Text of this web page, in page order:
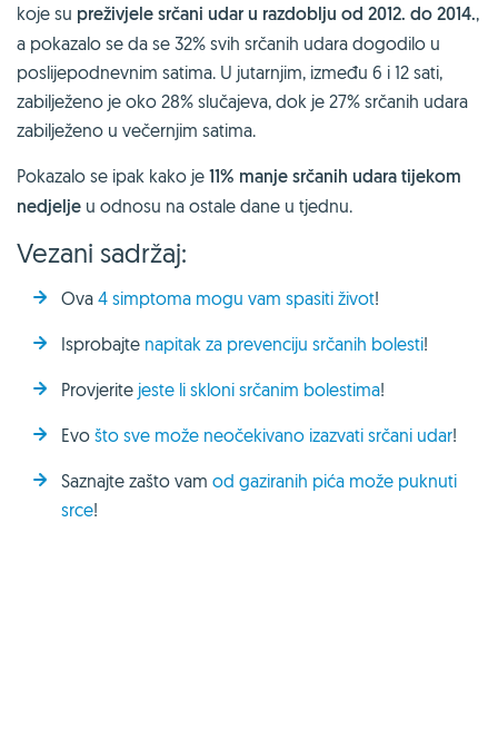
koje su preživjele srčani udar u razdoblju od 2012. do 2014.,
a pokazalo se da se 32% svih srčanih udara dogodilo u
poslijepodnevnim satima. U jutarnjim, između 6 i 12 sati,
zabilježeno je oko 28% slučajeva, dok je 27% srčanih udara
zabilježeno u večernjim satima.
Pokazalo se ipak kako je 11% manje srčanih udara tijekom
nedjelje u odnosu na ostale dane u tjednu.
Vezani sadržaj:
Ova 4 simptoma mogu vam spasiti život!
Isprobajte napitak za prevenciju srčanih bolesti!
Provjerite jeste li skloni srčanim bolestima!
Evo što sve može neočekivano izazvati srčani udar!
Saznajte zašto vam od gaziranih pića može puknuti
srce!